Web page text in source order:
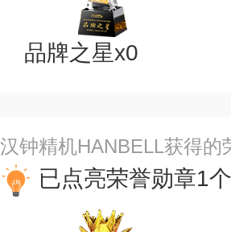
品牌之星x0
汉钟精机HANBELL获得
已点亮荣誉勋章1个